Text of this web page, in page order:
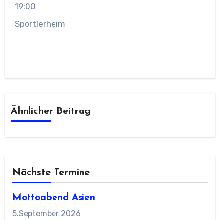
19:00
Sportlerheim
Ähnlicher Beitrag
Nächste Termine
Mottoabend Asien
5.September 2026